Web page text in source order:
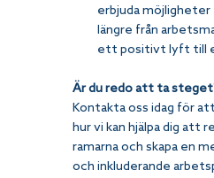
erbjuda
längre från
ett positivt lyft till
Är du redo att ta
Kontakta oss idag för
hur vi kan hjälpa dig att
ramarna och skapa en
och inkluderande